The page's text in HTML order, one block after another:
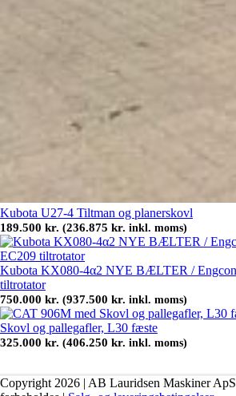
Kubota U27-4 Tiltman og planerskovl
189.500 kr. (236.875 kr. inkl. moms)
Kubota KX080-4α2 NYE BÆLTER /
tiltrotator
750.000 kr. (937.500 kr. inkl. moms)
Skovl og pallegafler, L30 fæste
325.000 kr. (406.250 kr. inkl. moms)
Copyright 2026 | AB Lauridsen Maskiner